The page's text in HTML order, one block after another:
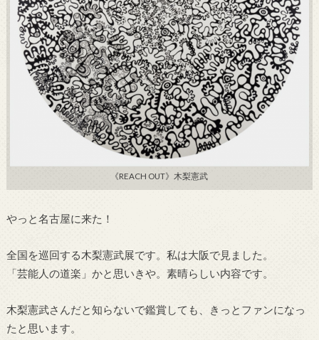
《REACH OUT》木梨憲武
やっと名古屋に来た！
全国を巡回する木梨憲武展です。私は大阪で見ました。
「芸能人の道楽」かと思いきや。素晴らしい内容です。
木梨憲武さんだと知らないで鑑賞しても、きっとファンになっ
たと思います。